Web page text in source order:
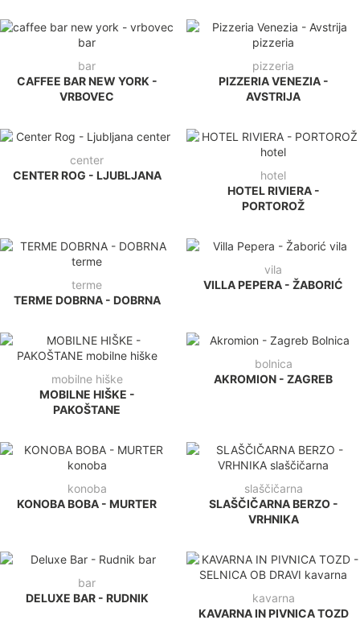
bar
CAFFEE BAR NEW YORK -
VRBOVEC
pizzeria
PIZZERIA VENEZIA -
AVSTRIJA
center
CENTER ROG - LJUBLJANA
hotel
HOTEL RIVIERA -
PORTOROŽ
terme
TERME DOBRNA - DOBRNA
vila
VILLA PEPERA - ŽABORIĆ
mobilne hiške
MOBILNE HIŠKE -
PAKOŠTANE
bolnica
AKROMION - ZAGREB
konoba
KONOBA BOBA - MURTER
slaščičarna
SLAŠČIČARNA BERZO -
VRHNIKA
bar
DELUXE BAR - RUDNIK
kavarna
KAVARNA IN PIVNICA TOZD